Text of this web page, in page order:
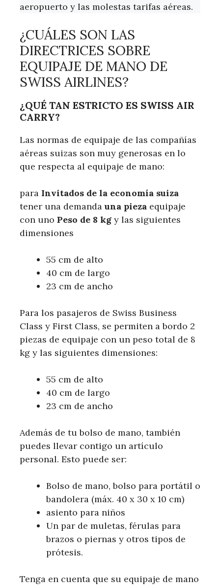
aeropuerto y las molestas tarifas aéreas.
¿CUÁLES SON LAS
DIRECTRICES SOBRE
EQUIPAJE DE MANO DE
SWISS AIRLINES?
¿QUÉ TAN ESTRICTO ES SWISS AIR
CARRY?
Las normas de equipaje de las compañías
aéreas suizas son muy generosas en lo
que respecta al equipaje de mano:
para Invitados de la economía suiza
tener una demandauna pieza equipaje
con uno Peso de 8 kg y las siguientes
dimensiones
55 cm de alto
40 cm de largo
23 cm de ancho
Para los pasajeros de Swiss Business
Class y First Class, se permiten a bordo 2
piezas de equipaje con un peso total de 8
kg y las siguientes dimensiones:
55 cm de alto
40 cm de largo
23 cm de ancho
Además de tu bolso de mano, también
puedes llevar contigo un artículo
personal. Esto puede ser:
Bolso de mano, bolso para portátil o
bandolera (máx. 40 x 30 x 10 cm)
asiento para niños
Un par de muletas, férulas para
brazos o piernas y otros tipos de
prótesis.
Tenga en cuenta que su equipaje de mano